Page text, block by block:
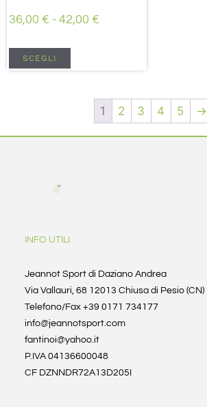
36,00 € - 42,00 €
SCEGLI
1 2 3 4 5 →
INFO UTILI
Jeannot Sport di Daziano Andrea
Via Vallauri, 68 12013 Chiusa di Pesio (CN)
Telefono/Fax +39 0171 734177
info@jeannotsport.com
fantinoi@yahoo.it
P.IVA 04136600048
CF DZNNDR72A13D205I